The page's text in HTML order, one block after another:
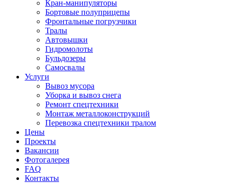
Кран-манипуляторы
Бортовые полуприцепы
Фронтальные погрузчики
Тралы
Автовышки
Гидромолоты
Бульдозеры
Самосвалы
Услуги
Вывоз мусора
Уборка и вывоз снега
Ремонт спецтехники
Монтаж металлоконструкций
Перевозка спецтехники тралом
Цены
Проекты
Вакансии
Фотогалерея
FAQ
Контакты